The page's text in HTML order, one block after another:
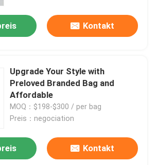
in Verbindung
Kontakt
Upgrade Your Style with
Preloved Branded Bag and
Affordable
MOQ：$198-$300 / per bag
Preis：negociation
Kontakt